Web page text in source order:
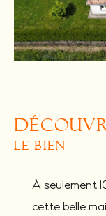
le bien
À seulement
cette belle